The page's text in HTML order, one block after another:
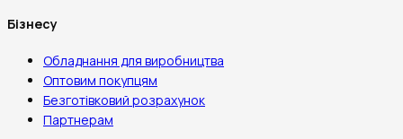
Бізнесу
Обладнання для виробництва
Оптовим покупцям
Безготівковий розрахунок
Партнерам